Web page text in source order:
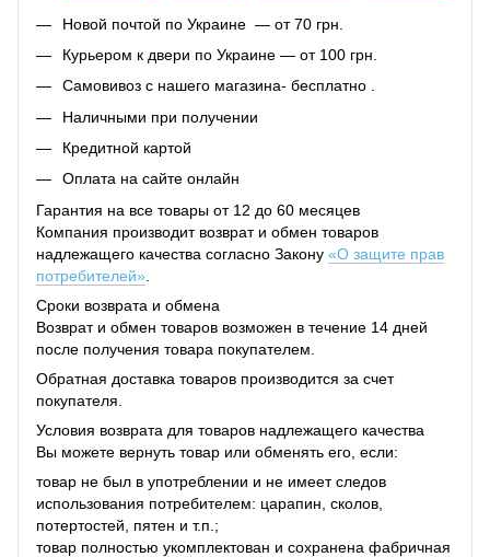
Новой почтой по Украине — от 70 грн.
Курьером к двери по Украине — от 100 грн.
Самовивоз с нашего магазина- бесплатно .
Наличными при получении
Кредитной картой
Оплата на сайте онлайн
Гарантия на все товары от 12 до 60 месяцев
Компания производит возврат и обмен товаров
надлежащего качества согласно Закону «О защите прав
потребителей»
Сроки возврата и обмена
Возврат и обмен товаров возможен в течение 14 дней
после получения товара покупателем.
Обратная доставка товаров производится за счет
покупателя.
Условия возврата для товаров надлежащего качества
Вы можете вернуть товар или обменять его, если:
товар не был в употреблении и не имеет следов
использования потребителем: царапин, сколов,
потертостей, пятен и т.п.;
товар полностью укомплектован и сохранена фабричная